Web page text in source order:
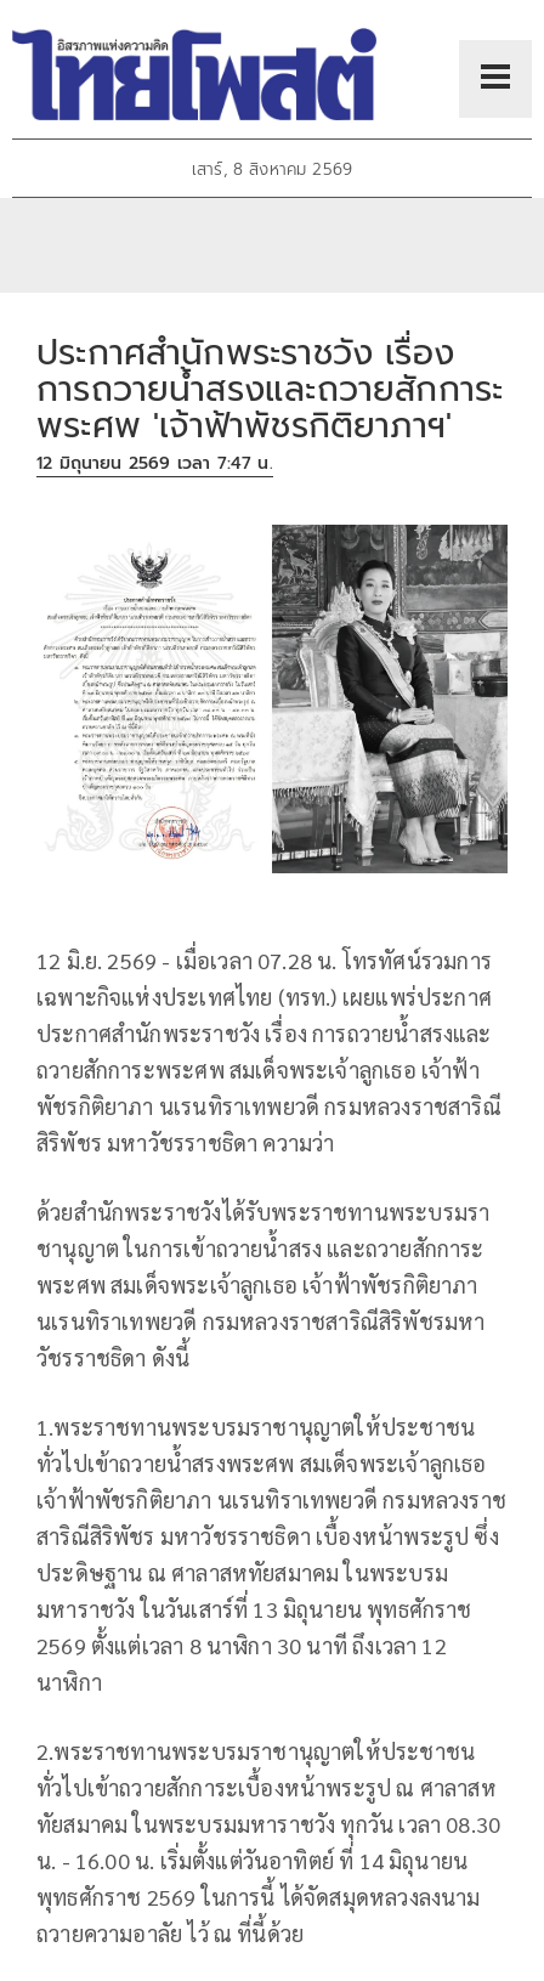
เสาร์, 8 สิงหาคม 2569
ประกาศสำนักพระราชวัง เรื่อง
การถวายน้ำสรงและถวายสักการะ
พระศพ 'เจ้าฟ้าพัชรกิติยาภาฯ'
12 มิถุนายน 2569 เวลา 7:47 น.
12 มิ.ย. 2569 - เมื่อเวลา 07.28 น. โทรทัศน์รวมการ
เฉพาะกิจแห่งประเทศไทย (ทรท.) เผยแพร่ประกาศ
ประกาศสำนักพระราชวัง เรื่อง การถวายน้ำสรงและ
ถวายสักการะพระศพ สมเด็จพระเจ้าลูกเธอ เจ้าฟ้า
พัชรกิติยาภา นเรนทิราเทพยวดี กรมหลวงราชสาริณี
สิริพัชร มหาวัชรราชธิดา ความว่า
ด้วยสำนักพระราชวังได้รับพระราชทานพระบรมรา
ชานุญาต ในการเข้าถวายน้ำสรง และถวายสักการะ
พระศพ สมเด็จพระเจ้าลูกเธอ เจ้าฟ้าพัชรกิติยาภา
นเรนทิราเทพยวดี กรมหลวงราชสาริณีสิริพัชรมหา
วัชรราชธิดา ดังนี้
1.พระราชทานพระบรมราชานุญาตให้ประชาชน
ทั่วไปเข้าถวายน้ำสรงพระศพ สมเด็จพระเจ้าลูกเธอ
เจ้าฟ้าพัชรกิติยาภา นเรนทิราเทพยวดี กรมหลวงราช
สาริณีสิริพัชร มหาวัชรราชธิดา เบื้องหน้าพระรูป ซึ่ง
ประดิษฐาน ณ ศาลาสหทัยสมาคม ในพระบรม
มหาราชวัง ในวันเสาร์ที่ 13 มิถุนายน พุทธศักราช
2569 ตั้งแต่เวลา 8 นาฬิกา 30 นาที ถึงเวลา 12
นาฬิกา
2.พระราชทานพระบรมราชานุญาตให้ประชาชน
ทั่วไปเข้าถวายสักการะเบื้องหน้าพระรูป ณ ศาลาสห
ทัยสมาคม ในพระบรมมหาราชวัง ทุกวัน เวลา 08.30
น. - 16.00 น. เริ่มตั้งแต่วันอาทิตย์ ที่ 14 มิถุนายน
พุทธศักราช 2569 ในการนี้ ได้จัดสมุดหลวงลงนาม
ถวายความอาลัย ไว้ ณ ที่นี้ด้วย